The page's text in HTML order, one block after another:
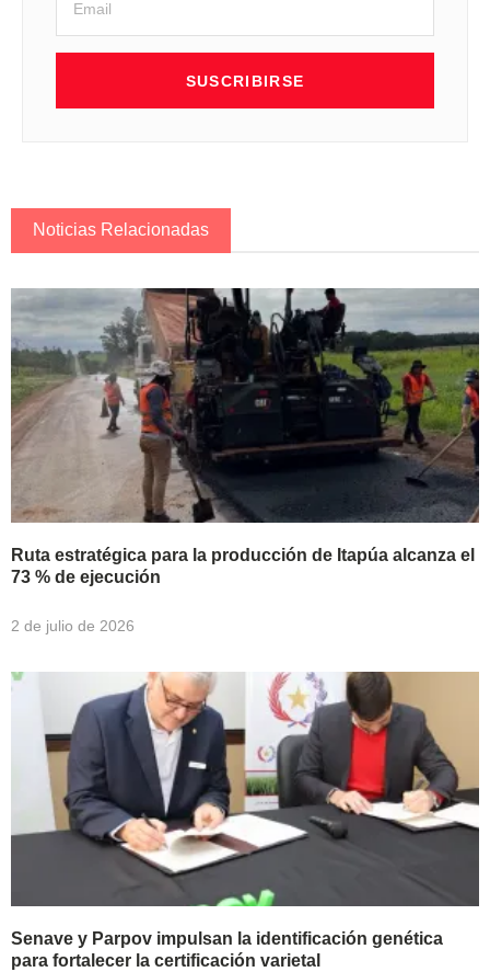
SUSCRIBIRSE
Noticias Relacionadas
Ruta estratégica para la producción de Itapúa alcanza el
73 % de ejecución
2 de julio de 2026
Senave y Parpov impulsan la identificación genética
para fortalecer la certificación varietal